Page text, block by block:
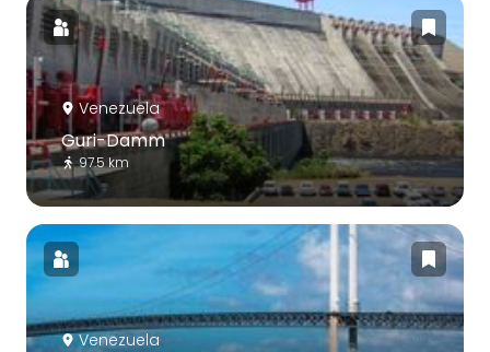
Venezuela
Guri-Damm
97.5 km
Venezuela